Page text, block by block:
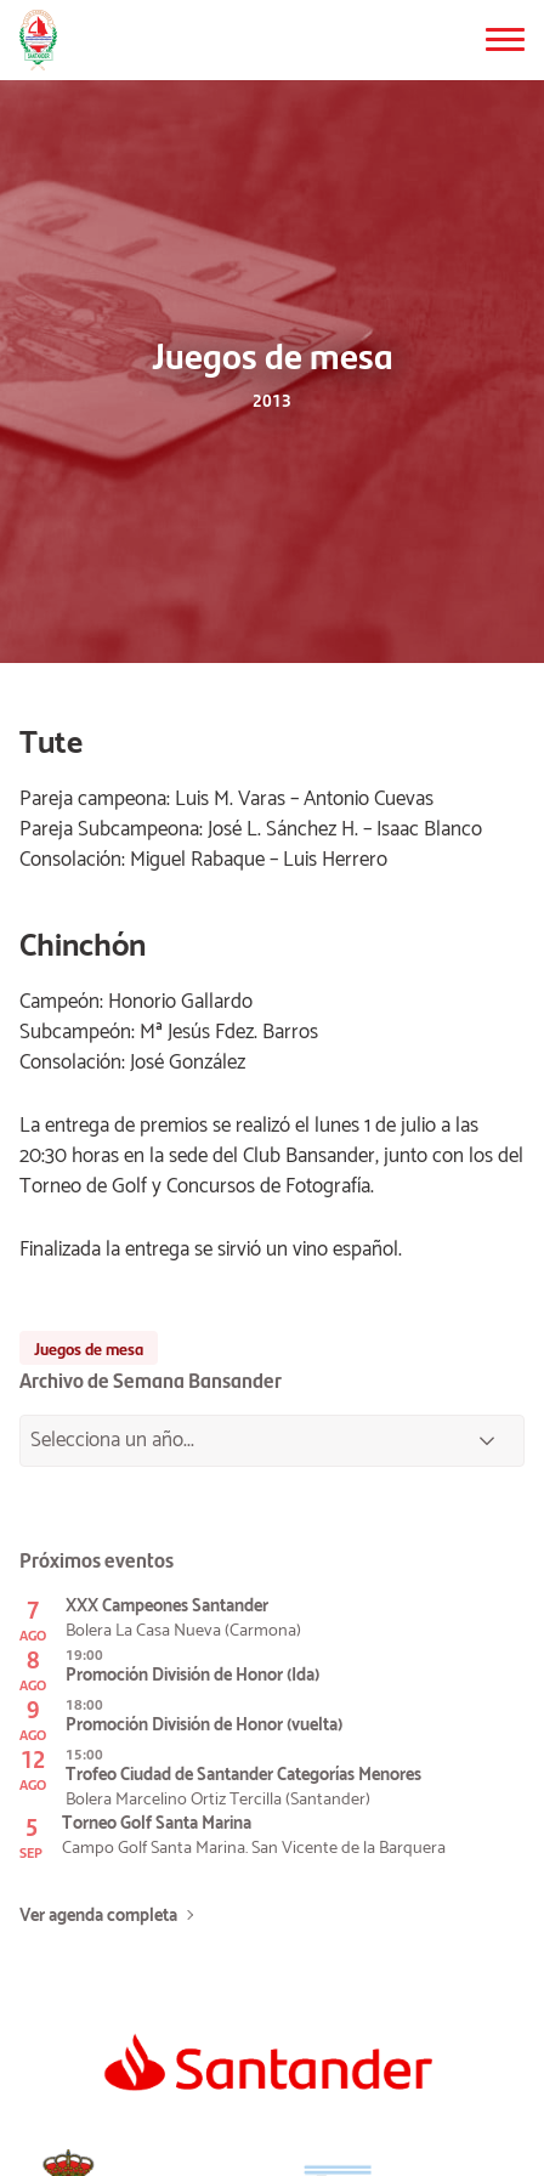
Saltar
al
contenido
Juegos de mesa
2013
Tute
Pareja campeona: Luis M. Varas – Antonio Cuevas
Pareja Subcampeona: José L. Sánchez H. – Isaac Blanco
Consolación: Miguel Rabaque – Luis Herrero
Chinchón
Campeón: Honorio Gallardo
Subcampeón: Mª Jesús Fdez. Barros
Consolación: José González
La entrega de premios se realizó el lunes 1 de julio a las
20:30 horas en la sede del Club Bansander, junto con los del
Torneo de Golf y Concursos de Fotografía.
Finalizada la entrega se sirvió un vino español.
Juegos de mesa
Archivo de Semana Bansander
Próximos eventos
7
AGO
XXX Campeones Santander
Bolera La Casa Nueva (Carmona)
8
AGO
19:00
Promoción División de Honor (Ida)
9
AGO
18:00
Promoción División de Honor (vuelta)
12
AGO
15:00
Trofeo Ciudad de Santander Categorías Menores
Bolera Marcelino Ortiz Tercilla (Santander)
5
SEP
Torneo Golf Santa Marina
Campo Golf Santa Marina. San Vicente de la Barquera
Ver agenda completa